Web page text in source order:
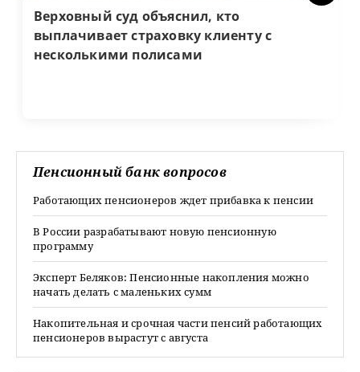
Верховный суд объяснил, кто
выплачивает страховку клиенту с
несколькими полисами
Пенсионный банк вопросов
Работающих пенсионеров ждет прибавка к пенсии
В России разрабатывают новую пенсионную
программу
Эксперт Беляков: Пенсионные накопления можно
начать делать с маленьких сумм
Накопительная и срочная части пенсий работающих
пенсионеров вырастут с августа